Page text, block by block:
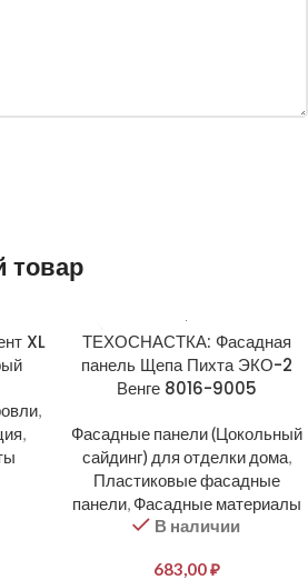
товар
XL
,
,
ТЕХОСНАСТКА: Фасадная
панель Щепа Пихта ЭКО-2
Венге 8016-9005
Фасадные панели (Цокольный
сайдинг) для отделки дома,
Пластиковые фасадные
панели, Фасадные материалы
В наличии
683,00₽